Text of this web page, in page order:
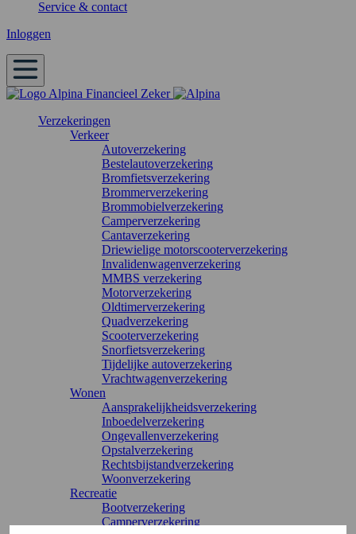
Service & contact
Inloggen
Verzekeringen
Verkeer
Autoverzekering
Bestelautoverzekering
Bromfietsverzekering
Brommerverzekering
Brommobielverzekering
Camperverzekering
Cantaverzekering
Driewielige motorscooterverzekering
Invalidenwagenverzekering
MMBS verzekering
Motorverzekering
Oldtimerverzekering
Quadverzekering
Scooterverzekering
Snorfietsverzekering
Tijdelijke autoverzekering
Vrachtwagenverzekering
Wonen
Aansprakelijkheidsverzekering
Inboedelverzekering
Ongevallenverzekering
Opstalverzekering
Rechtsbijstandverzekering
Woonverzekering
Recreatie
Bootverzekering
Camperverzekering